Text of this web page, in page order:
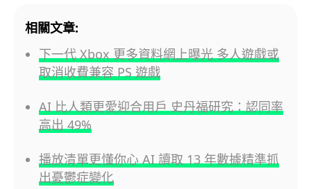
相關文章:
下一代 Xbox 更多資料網上曝光 多人遊戲或
取消收費兼容 PS 遊戲
AI 比人類更愛迎合用戶 史丹福研究：認同率
高出 49%
播放清單更懂你心 AI 讀取 13 年數據精準抓
出憂鬱症變化